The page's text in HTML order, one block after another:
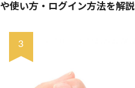
や使い方・ログイン方法を解説